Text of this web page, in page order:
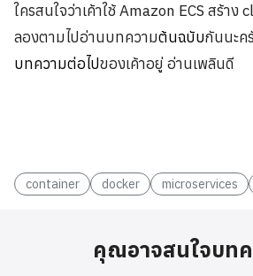
ใครสนใจว่าเค้าใช้ Amazon ECS สร้าง
ลองตามไปอ่านบทความต้นฉบับกันนะค
บทความต่อไปของเค้าอยู่ อ่านเพลินดี
container docker microservices
คุณอาจสนใจบท